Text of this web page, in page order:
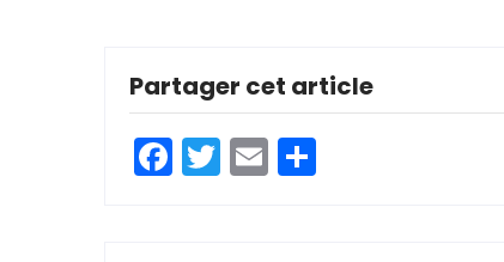
Partager cet article
Facebook
Twitter
Email